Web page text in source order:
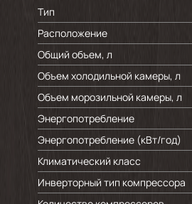
Тип
Расположение
Общий объем, л
Объем холодильной камеры, л
Объем морозильной камеры, л
Энергопотребление
Энергопотребление (кВт/год)
Климатический класс
Инверторный тип компрессора